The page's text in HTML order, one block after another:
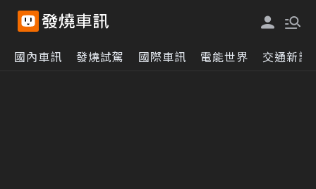
國內車訊 發燒試駕 國際車訊 電能世界 交通新訊